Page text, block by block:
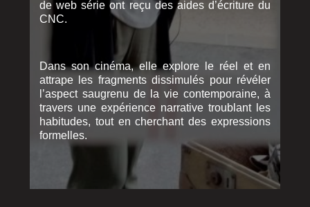
de web série ont reçu des aides d’écriture du
CNC.
Dans son cinéma, elle explore le réel et en
attrape les fragments dissimulés pour révéler
l’aspect saugrenu de la vie contemporaine, à
travers une expérience narrative troublant les
habitudes, tout en cherchant des expressions
formelles.